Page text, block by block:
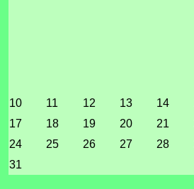
10
11 12 13 14
17
18 19 20 21
24
25 26 27 28
31